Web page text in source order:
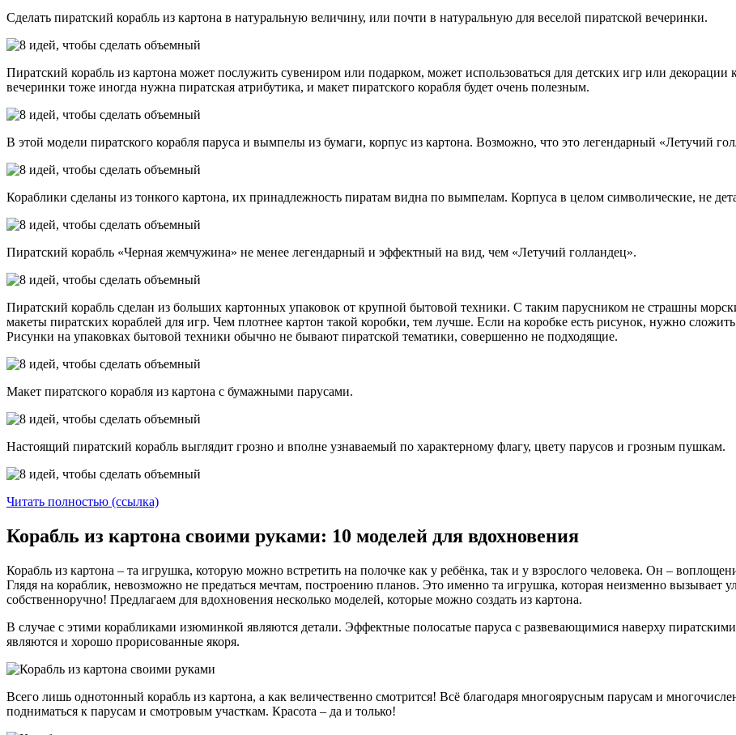
Сделать пиратский корабль из картона в натуральную величину, или почти в натуральную для веселой пиратской вечеринки.
Пиратский корабль из картона может послужить сувениром или подарком, может использоваться для детских игр или
вечеринки тоже иногда нужна пиратская атрибутика, и макет пиратского корабля будет очень полезным.
В этой модели пиратского корабля паруса и вымпелы из бумаги, корпус из картона. Возможно, что это легендарный «Летучий
Кораблики сделаны из тонкого картона, их принадлежность пиратам видна по вымпелам. Корпуса в целом символические, не
Пиратский корабль «Черная жемчужина» не менее легендарный и эффектный на вид, чем «Летучий голландец».
Пиратский корабль сделан из больших картонных упаковок от крупной бытовой техники. С таким парусником не страшны
макеты пиратских кораблей для игр. Чем плотнее картон такой коробки, тем лучше. Если на коробке есть рисунок, нужно
Рисунки на упаковках бытовой техники обычно не бывают пиратской тематики, совершенно не подходящие.
Макет пиратского корабля из картона с бумажными парусами.
Настоящий пиратский корабль выглядит грозно и вполне узнаваемый по характерному флагу, цвету парусов и грозным пушкам.
Читать полностью (ссылка)
Корабль из картона своими руками: 10 моделей для вдохновения
Корабль из картона – та игрушка, которую можно встретить на полочке как у ребёнка, так и у взрослого человека. Он –
Глядя на кораблик, невозможно не предаться мечтам, построению планов. Это именно та игрушка, которая неизменно вызывает
собственноручно! Предлагаем для вдохновения несколько моделей, которые можно создать из картона.
В случае с этими корабликами изюминкой являются детали. Эффектные полосатые паруса с развевающимися наверху
являются и хорошо прорисованные якоря.
Всего лишь однотонный корабль из картона, а как величественно смотрится! Всё благодаря многоярусным парусам и
подниматься к парусам и смотровым участкам. Красота – да и только!